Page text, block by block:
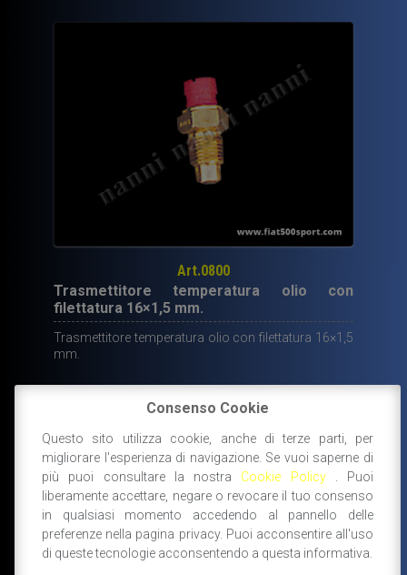
Art.0800
Trasmettitore temperatura olio con
filettatura 16×1,5 mm.
Trasmettitore temperatura olio con filettatura 16×1,5
mm.
13,70 €
DISPONIBILE
AGGIUNGI AL CARRELLO
Consenso Cookie
Questo sito utilizza cookie, anche di terze parti, per
migliorare l'esperienza di navigazione. Se vuoi saperne di
più puoi consultare la nostra Cookie Policy
. Puoi
liberamente accettare, negare o revocare il tuo consenso
in qualsiasi momento accedendo al pannello delle
preferenze nella pagina privacy. Puoi acconsentire all'uso
di queste tecnologie acconsentendo a questa informativa.